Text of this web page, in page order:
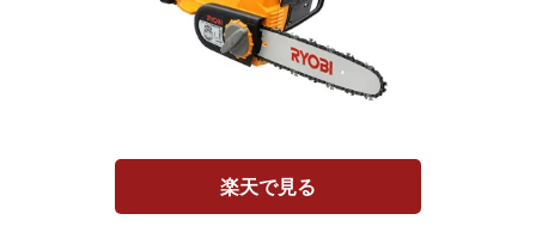
楽天で見る